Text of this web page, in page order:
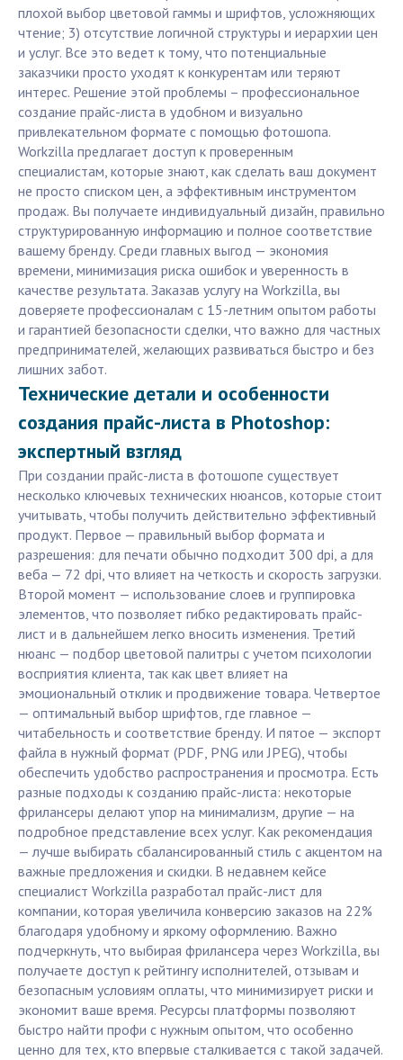
плохой выбор цветовой гаммы и шрифтов, усложняющих
чтение; 3) отсутствие логичной структуры и иерархии цен
и услуг. Все это ведет к тому, что потенциальные
заказчики просто уходят к конкурентам или теряют
интерес. Решение этой проблемы – профессиональное
создание прайс-листа в удобном и визуально
привлекательном формате с помощью фотошопа.
Workzilla предлагает доступ к проверенным
специалистам, которые знают, как сделать ваш документ
не просто списком цен, а эффективным инструментом
продаж. Вы получаете индивидуальный дизайн, правильно
структурированную информацию и полное соответствие
вашему бренду. Среди главных выгод — экономия
времени, минимизация риска ошибок и уверенность в
качестве результата. Заказав услугу на Workzilla, вы
доверяете профессионалам с 15-летним опытом работы
и гарантией безопасности сделки, что важно для частных
предпринимателей, желающих развиваться быстро и без
лишних забот.
Технические детали и особенности
создания прайс-листа в Photoshop:
экспертный взгляд
При создании прайс-листа в фотошопе существует
несколько ключевых технических нюансов, которые стоит
учитывать, чтобы получить действительно эффективный
продукт. Первое — правильный выбор формата и
разрешения: для печати обычно подходит 300 dpi, а для
веба — 72 dpi, что влияет на четкость и скорость загрузки.
Второй момент — использование слоев и группировка
элементов, что позволяет гибко редактировать прайс-
лист и в дальнейшем легко вносить изменения. Третий
нюанс — подбор цветовой палитры с учетом психологии
восприятия клиента, так как цвет влияет на
эмоциональный отклик и продвижение товара. Четвертое
— оптимальный выбор шрифтов, где главное —
читабельность и соответствие бренду. И пятое — экспорт
файла в нужный формат (PDF, PNG или JPEG), чтобы
обеспечить удобство распространения и просмотра. Есть
разные подходы к созданию прайс-листа: некоторые
фрилансеры делают упор на минимализм, другие — на
подробное представление всех услуг. Как рекомендация
— лучше выбирать сбалансированный стиль с акцентом на
важные предложения и скидки. В недавнем кейсе
специалист Workzilla разработал прайс-лист для
компании, которая увеличила конверсию заказов на 22%
благодаря удобному и яркому оформлению. Важно
подчеркнуть, что выбирая фрилансера через Workzilla, вы
получаете доступ к рейтингу исполнителей, отзывам и
безопасным условиям оплаты, что минимизирует риски и
экономит ваше время. Ресурсы платформы позволяют
быстро найти профи с нужным опытом, что особенно
ценно для тех, кто впервые сталкивается с такой задачей.